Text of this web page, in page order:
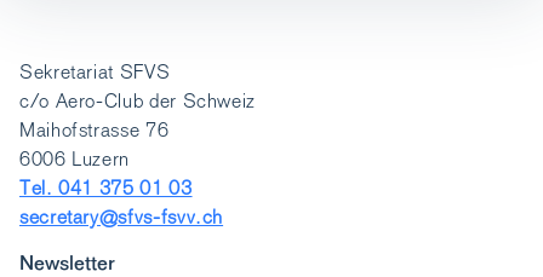
Sekretariat SFVS
c/o Aero-Club der Schweiz
Maihofstrasse 76
6006 Luzern
Tel. 041 375 01 03
secretary@sfvs-fsvv.ch
Newsletter